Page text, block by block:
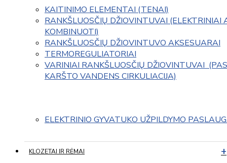
KAITINIMO ELEMENTAI (TENAI)
RANKŠLUOSČIŲ DŽIOVINTUVAI (ELEKTRINIAI
KOMBINUOTI)
RANKŠLUOSČIŲ DŽIOVINTUVO AKSESUARAI
TERMOREGULIATORIAI
VARINIAI RANKŠLUOSČIŲ DŽIOVINTUVAI
KARŠTO VANDENS CIRKULIACIJA)
ELEKTRINIO GYVATUKO UŽPILDYMO
KLOZETAI IR RĖMAI